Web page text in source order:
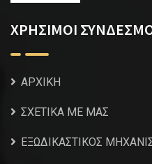
ΧΡΗΣΙΜΟΙ
ΑΡΧΙΚΗ
ΣΧΕΤΙΚΑ ΜΕ ΜΑΣ
ΕΞΩΔΙΚΑΣΤΙΚΟΣ